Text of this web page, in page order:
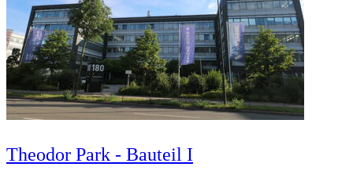
Theodor Park - Bauteil I